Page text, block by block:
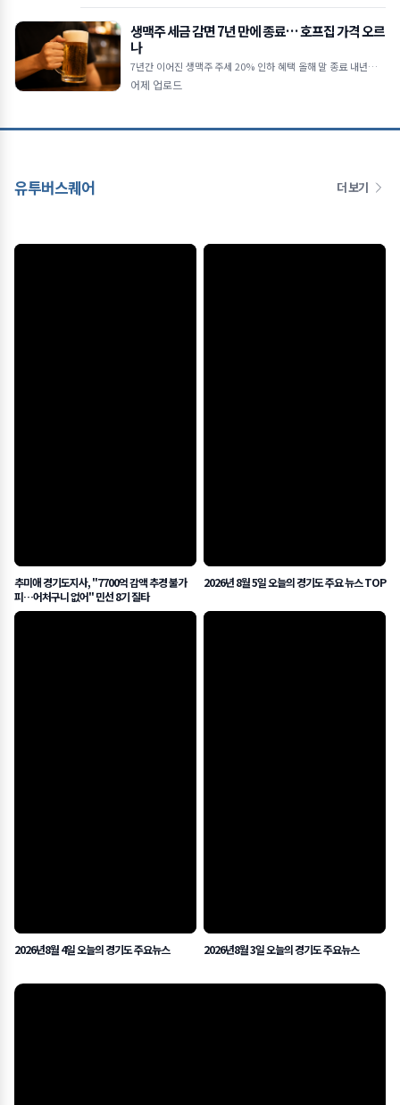
생맥주 세금 감면 7년 만에 종료… 호프집 가격 오르
나
7년간 이어진 생맥주 주세 20% 인하 혜택 올해 말 종료 내년부터
일반 맥주와 동일 주세 적용… 출고가 인상 압박 500cc 한 잔당 세
어제 업로드
유투버스퀘어 더 보기
추미애 경기도지사, "7700억 감액 추경 불가
피…어처구니 없어" 민선 8기 질타
2026년 8월 5일 오늘의 경기도 주요 뉴스 TOP
2026년8월 4일 오늘의 경기도 주요뉴스 2026년8월 3일 오늘의 경기도 주요뉴스